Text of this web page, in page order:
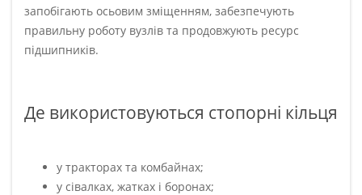
запобігають осьовим зміщенням, забезпечують
правильну роботу вузлів та продовжують ресурс
підшипників.
Де використовуються стопорні кільця
у тракторах та комбайнах;
у сівалках, жатках і боронах;